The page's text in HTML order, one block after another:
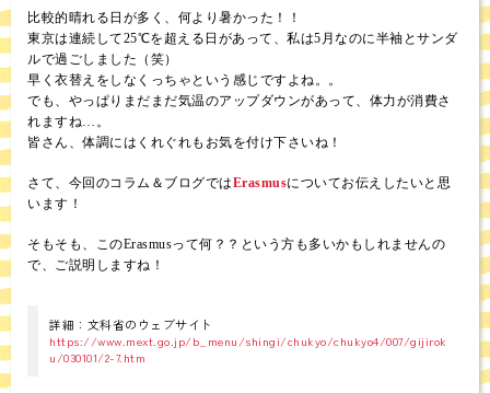
比較的晴れる日が多く、何より暑かった！！
東京は連続して25℃を超える日があって、私は5月なのに半袖とサンダ
ルで過ごしました（笑）
早く衣替えをしなくっちゃという感じですよね。。
でも、やっぱりまだまだ気温のアップダウンがあって、体力が消費さ
れますね…。
皆さん、体調にはくれぐれもお気を付け下さいね！
さて、今回のコラム＆ブログではErasmusについてお伝えしたいと思
います！
そもそも、このErasmusって何？？という方も多いかもしれませんの
で、ご説明しますね！
詳細：文科省のウェブサイト
https://www.mext.go.jp/b_menu/shingi/chukyo/chukyo4/007/gijirok
u/030101/2-7.htm